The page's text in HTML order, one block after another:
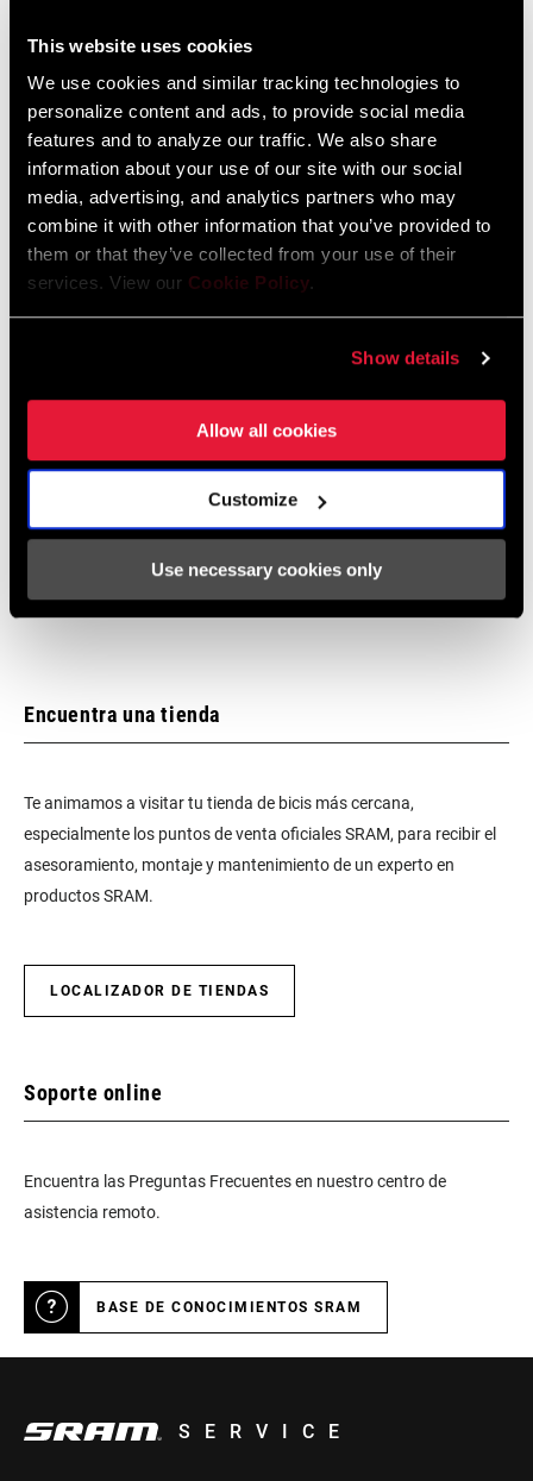
This website uses cookies
We use cookies and similar tracking technologies to
personalize content and ads, to provide social media
features and to analyze our traffic. We also share
information about your use of our site with our social
media, advertising, and analytics partners who may
combine it with other information that you’ve provided to
them or that they’ve collected from your use of their
services. View our Cookie Policy.
Show details
Allow all cookies
Customize
Use necessary cookies only
한국어, Język polski, Português,
Español, Română
Mapa De Compatibilidades
AXS Components Compatibility Map
Garantía SRAM
Garantía SRAM y ZIPP
Encuentra una tienda
Te animamos a visitar tu tienda de bicis más cercana,
especialmente los puntos de venta oficiales SRAM, para recibir el
asesoramiento, montaje y mantenimiento de un experto en
productos SRAM.
LOCALIZADOR DE TIENDAS
Soporte online
Encuentra las Preguntas Frecuentes en nuestro centro de
asistencia remoto.
BASE DE CONOCIMIENTOS SRAM
SERVICE